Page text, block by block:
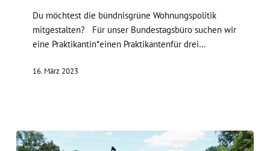
Du möchtest die bündnisgrüne Wohnungspolitik
mitgestalten? Für unser Bundestagsbüro suchen wir
eine Praktikantin*einen Praktikantenfür drei…
16. März 2023